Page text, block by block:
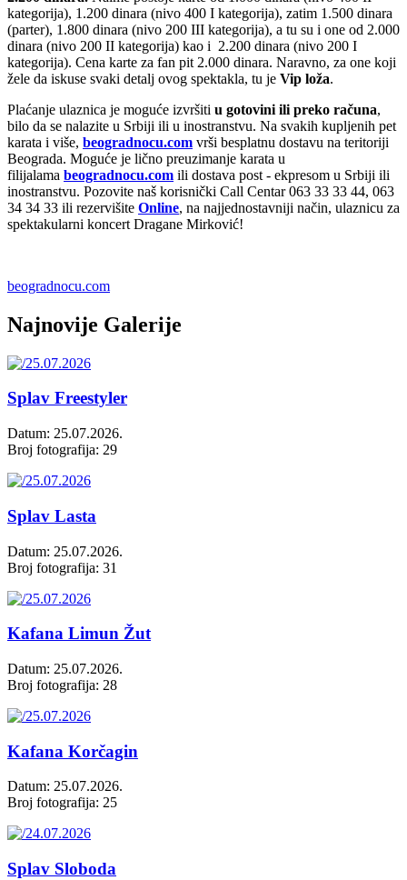
kategorija), 1.200 dinara (nivo 400 I kategorija), zatim 1.500 dinara
(parter), 1.800 dinara (nivo 200 III kategorija), a tu su i one od 2.000
dinara (nivo 200 II kategorija) kao i 2.200 dinara (nivo 200 I
kategorija). Cena karte za fan pit 2.000 dinara. Naravno, za one koji
žele da iskuse svaki detalj ovog spektakla, tu je Vip loža.
Plaćanje ulaznica je moguće izvršiti u gotovini ili preko računa,
bilo da se nalazite u Srbiji ili u inostranstvu. Na svakih kupljenih pet
karata i više, beogradnocu.com vrši besplatnu dostavu na teritoriji
Beograda. Moguće je lično preuzimanje karata u
filijalama beogradnocu.com ili dostava post - ekpresom u Srbiji ili
inostranstvu. Pozovite naš korisnički Call Centar 063 33 33 44, 063
34 34 33 ili rezervišite Online, na najjednostavniji način, ulaznicu za
spektakularni koncert Dragane Mirković!
beogradnocu.com
Najnovije Galerije
Splav Freestyler
Datum: 25.07.2026.
Broj fotografija: 29
Splav Lasta
Datum: 25.07.2026.
Broj fotografija: 31
Kafana Limun Žut
Datum: 25.07.2026.
Broj fotografija: 28
Kafana Korčagin
Datum: 25.07.2026.
Broj fotografija: 25
Splav Sloboda